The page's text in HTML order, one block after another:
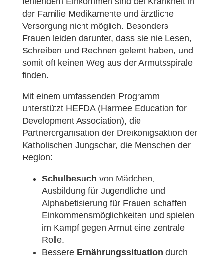
der Familie Medikamente und ärztliche
Versorgung nicht möglich. Besonders
Frauen leiden darunter, dass sie nie Lesen,
Schreiben und Rechnen gelernt haben, und
somit oft keinen Weg aus der Armutsspirale
finden.
Mit einem umfassenden Programm
unterstützt HEFDA (Harmee Education for
Development Association), die
Partnerorganisation der Dreikönigsaktion der
Katholischen Jungschar, die Menschen der
Region:
Schulbesuch von Mädchen,
Ausbildung für Jugendliche und
Alphabetisierung für Frauen schaffen
Einkommensmöglichkeiten und spielen
im Kampf gegen Armut eine zentrale
Rolle.
Bessere Ernährungssituation durch